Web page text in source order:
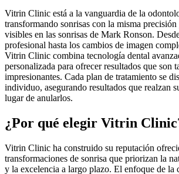
Vitrin Clinic está a la vanguardia de la
transformando sonrisas con la misma
visibles en las sonrisas de Mark Ronson.
profesional hasta los cambios de imagen
Vitrin Clinic combina tecnología dental
personalizada para ofrecer resultados que son
impresionantes. Cada plan de tratamiento se
individuo, asegurando resultados que realzan
lugar de anularlos.
¿Por qué elegir Vitrin
Vitrin Clinic ha construido su reputación
transformaciones de sonrisa que priorizan la
y la excelencia a largo plazo. El enfoque de la